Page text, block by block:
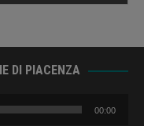
DI PIACENZA
00:00